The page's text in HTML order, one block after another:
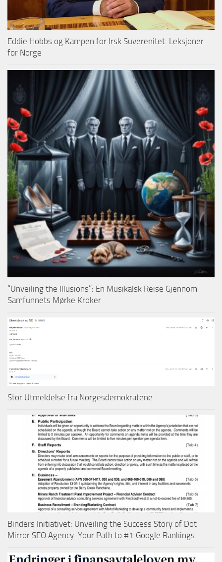
Eddie Hobbs og Kampen for Irsk Suverenitet: Leksjoner
for Norge
“Unveiling the Illusions”: En Musikalsk Reise Gjennom
Samfunnets Mørke Kroker
Stor Utmeldelse fra Norgesdemokratene
Binders Initiativet: Unveiling the Success Story of Dot
Mirror SEO Agency: Your Path to #1 Google Rankings